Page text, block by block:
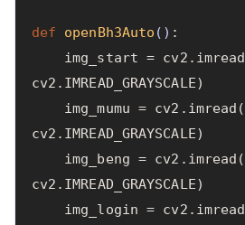
def openBh3Auto () :
img_start = cv2 . imread
cv2 . IMREAD_GRAYSCALE)
img_mumu = cv2 . imread (
cv2 . IMREAD_GRAYSCALE)
img_beng = cv2 . imread (
cv2 . IMREAD_GRAYSCALE)
img_login = cv2 . imread